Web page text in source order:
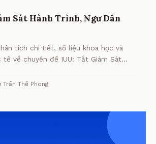
Sát Hành Trình, Ngư Dân
tích chi tiết, số liệu khoa học và
tế về chuyên đề IUU: Tắt Giám Sát
Thế Phong